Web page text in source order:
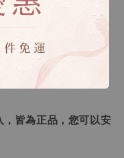
，如遇缺貨請見諒！
下標前請三思與看清
皆為正品，您可以安